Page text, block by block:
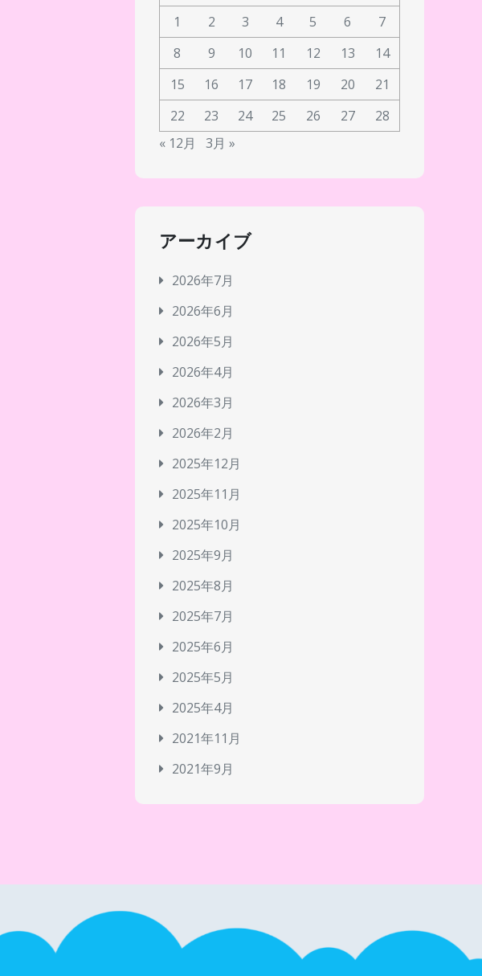
1
2 3 4 5 6
7
8
9 10 11 12 13
14
15
16 17 18 19 20
21
22
23 24 25 26 27
28
« 12月
3月 »
アーカイブ
2026年7月
2026年6月
2026年5月
2026年4月
2026年3月
2026年2月
2025年12月
2025年11月
2025年10月
2025年9月
2025年8月
2025年7月
2025年6月
2025年5月
2025年4月
2021年11月
2021年9月